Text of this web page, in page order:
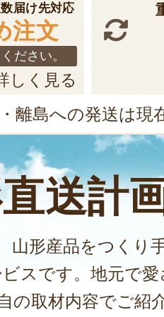
発送時期：12月上
発送目安：3～5日
賞味期限：粕漬／
みそ粕漬／冷蔵で
￥4,780～(送料
売切れ のし可
おみ漬（近江漬
発送時期：12月上
発送目安：3～5日
賞味期限：冷蔵で
届け先対応
注文
ださい。
しく見る
離島への発送は現
送計
山形産品をつくり
スです。地元で
の取材内容でご紹